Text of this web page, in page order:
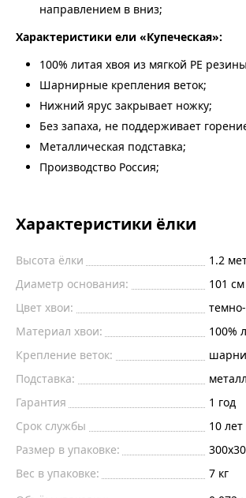
направлением в вниз;
Характеристики ели «Купеческая»:
100% литая хвоя из мягкой PE
Шарнирные крепления веток;
Нижний ярус закрывает ножку;
Без запаха, не поддерживает
Металлическая подставка;
Производство Россия;
Характеристики ёлки
Высота ёлки 1.2
Диаметр основания:
101 см
Цвет хвои:
Материал хвои:
100%
Крепление веток:
Подставка:
Гарантия
1 год
Срок службы
10 лет
Размер в упаковке:
Вес в упаковке:
7 кг